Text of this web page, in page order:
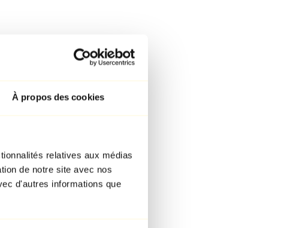
À propos des cookies
relatives aux médias
de notre site avec nos
d'autres informations que